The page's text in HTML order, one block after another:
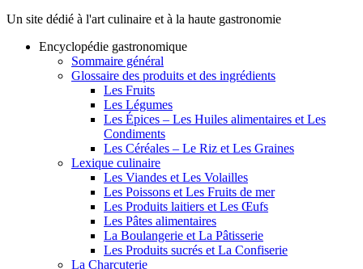
Un site dédié à l'art culinaire et à la haute gastronomie
Encyclopédie gastronomique
Sommaire général
Glossaire des produits et des ingrédients
Les Fruits
Les Légumes
Les Épices – Les Huiles alimentaires et Les
Condiments
Les Céréales – Le Riz et Les Graines
Lexique culinaire
Les Viandes et Les Volailles
Les Poissons et Les Fruits de mer
Les Produits laitiers et Les Œufs
Les Pâtes alimentaires
La Boulangerie et La Pâtisserie
Les Produits sucrés et La Confiserie
La Charcuterie